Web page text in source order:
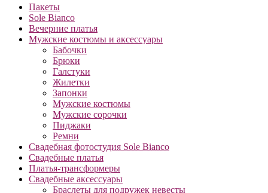
Пакеты
Sole Bianco
Вечерние платья
Мужские костюмы и аксессуары
Бабочки
Брюки
Галстуки
Жилетки
Запонки
Мужские костюмы
Мужские сорочки
Пиджаки
Ремни
Свадебная фотостудия Sole Bianco
Свадебные платья
Платья-трансформеры
Свадебные аксессуары
Браслеты для подружек невесты